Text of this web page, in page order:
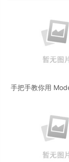
手把手教你用